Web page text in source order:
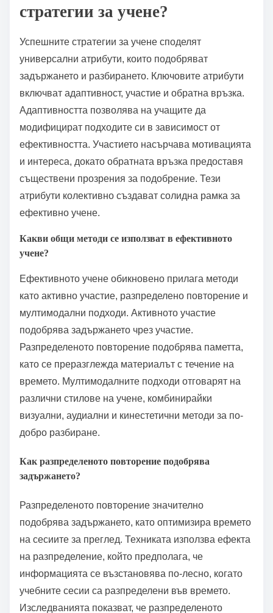
Какви са универсалните
атрибути на успешните
стратегии за учене?
модифицират подходите си в зависимост от
ефективността. Участието насърчава мотивацията
и интереса, докато обратната връзка предоставя
атрибути колективно създават солидна рамка за
ефективно учене.
Какви общи методи се използват в ефективното
учене?
Разпределеното повторение подобрява паметта,
като се преразглежда материалът с течение на
различни стилове на учене, комбинирайки
визуални, аудиални и кинестетични методи за по-
добро разбиране.
Как разпределеното повторение подобрява
задържането?